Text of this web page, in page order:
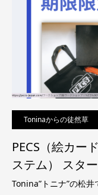
Toninaからの徒然草
PECS（絵カー
ステム） スタ
Tonina”トニナ”の松井